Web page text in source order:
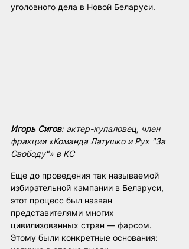
уголовного дела в Новой Беларуси.
Игорь Сигов: актер-купаловец, член
фракции «Команда Латушко и Рух "За
Свободу"» в КС
Еще до проведения так называемой
избирательной кампании в Беларуси,
этот процесс был назван
представителями многих
цивилизованных стран — фарсом.
Этому были конкретные основания: